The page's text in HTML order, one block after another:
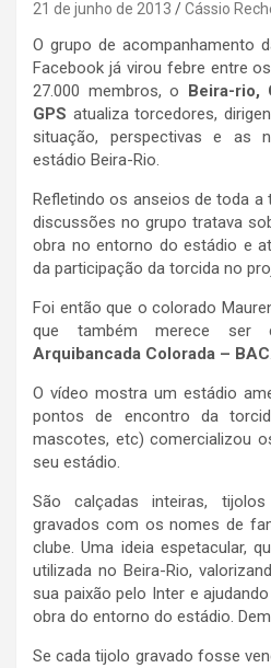
21 de junho de 2013 Cássio
O grupo de acompanhamento
Facebook já virou febre entre
27.000 membros, o Beira-rio,
GPS atualiza torcedores,
situação, perspectivas e as
estádio Beira-Rio.
Refletindo os anseios de toda a
discussões no grupo tratava
obra no entorno do estádio e
da participação da torcida no
Foi então que o colorado
que também merece ser
Arquibancada Colorada – BAC.
O vídeo mostra um estádio
pontos de encontro da
mascotes, etc) comercializou
seu estádio.
São calçadas inteiras,
gravados com os nomes de
clube. Uma ideia espetacular,
utilizada no Beira-Rio,
sua paixão pelo Inter e
obra do entorno do estádio.
Se cada tijolo gravado fosse